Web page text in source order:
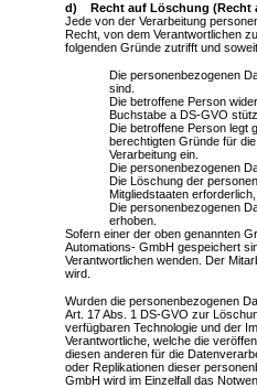
d) Recht auf Löschung (Recht
Jede von der Verarbeitung
Recht, von dem Verantwortlichen
folgenden Gründe zutrifft und
Die personenbezogenen
sind.
Die betroffene Person
Buchstabe a DS-GVO
Die betroffene Person legt
berechtigten Gründe für
Verarbeitung ein.
Die personenbezogenen
Die Löschung der
Mitgliedstaaten
Die personenbezogenen
erhoben.
Sofern einer der oben genannten
Automations- GmbH gespeichert
Verantwortlichen wenden. Der
wird.
Wurden die personenbezogenen
Art. 17 Abs. 1 DS-GVO zur
verfügbaren Technologie und der
Verantwortliche, welche die
diesen anderen für die
oder Replikationen dieser
GmbH wird im Einzelfall das